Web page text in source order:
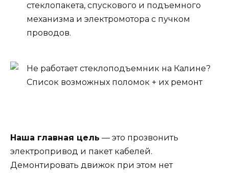
стеклопакета, спускового и подъемного
механизма и электромотора с пучком
проводов.
Наша главная цель — это прозвонить
электропривод и пакет кабелей.
Демонтировать движок при этом нет